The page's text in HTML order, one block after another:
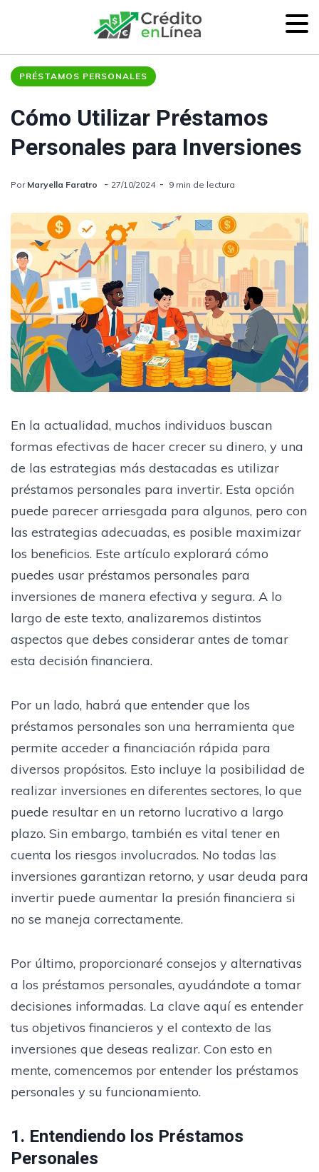
PRÉSTAMOS PERSONALES
Cómo Utilizar Préstamos
Personales para Inversiones
Por Maryella Faratro 27/10/2024 9 min de lectura
En la actualidad, muchos individuos buscan
formas efectivas de hacer crecer su dinero, y una
de las estrategias más destacadas es utilizar
préstamos personales para invertir. Esta opción
puede parecer arriesgada para algunos, pero con
las estrategias adecuadas, es posible maximizar
los beneficios. Este artículo explorará cómo
puedes usar préstamos personales para
inversiones de manera efectiva y segura. A lo
largo de este texto, analizaremos distintos
aspectos que debes considerar antes de tomar
esta decisión financiera.
Por un lado, habrá que entender que los
préstamos personales son una herramienta que
permite acceder a financiación rápida para
diversos propósitos. Esto incluye la posibilidad de
realizar inversiones en diferentes sectores, lo que
puede resultar en un retorno lucrativo a largo
plazo. Sin embargo, también es vital tener en
cuenta los riesgos involucrados. No todas las
inversiones garantizan retorno, y usar deuda para
invertir puede aumentar la presión financiera si
no se maneja correctamente.
Por último, proporcionaré consejos y alternativas
a los préstamos personales, ayudándote a tomar
decisiones informadas. La clave aquí es entender
tus objetivos financieros y el contexto de las
inversiones que deseas realizar. Con esto en
mente, comencemos por entender los préstamos
personales y su funcionamiento.
1. Entendiendo los Préstamos
Personales